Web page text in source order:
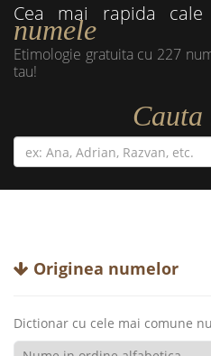
Cea mai rapida
numele
Etimologie gratuita cu 227
tau!
Cauta
Originea numelor
Dictionar cu cele mai comune